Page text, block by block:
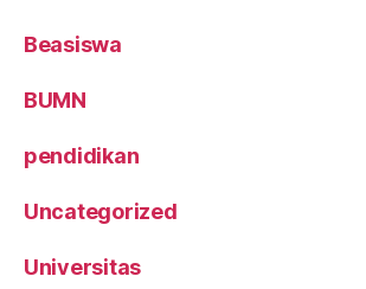
Beasiswa
BUMN
pendidikan
Uncategorized
Universitas